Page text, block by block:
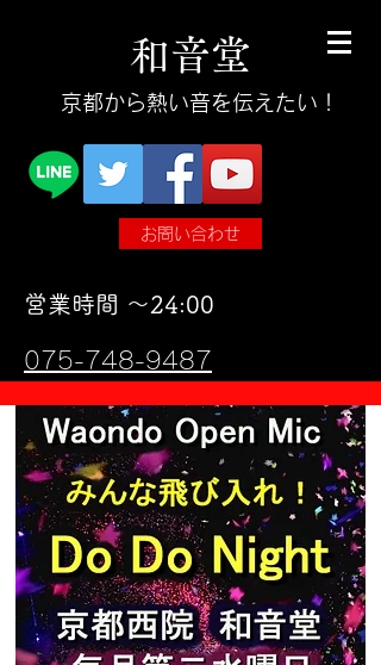
和音堂
​京都から熱い音を伝えたい！
お問い合わせ
​営業時間 〜24:00
075-748-9487